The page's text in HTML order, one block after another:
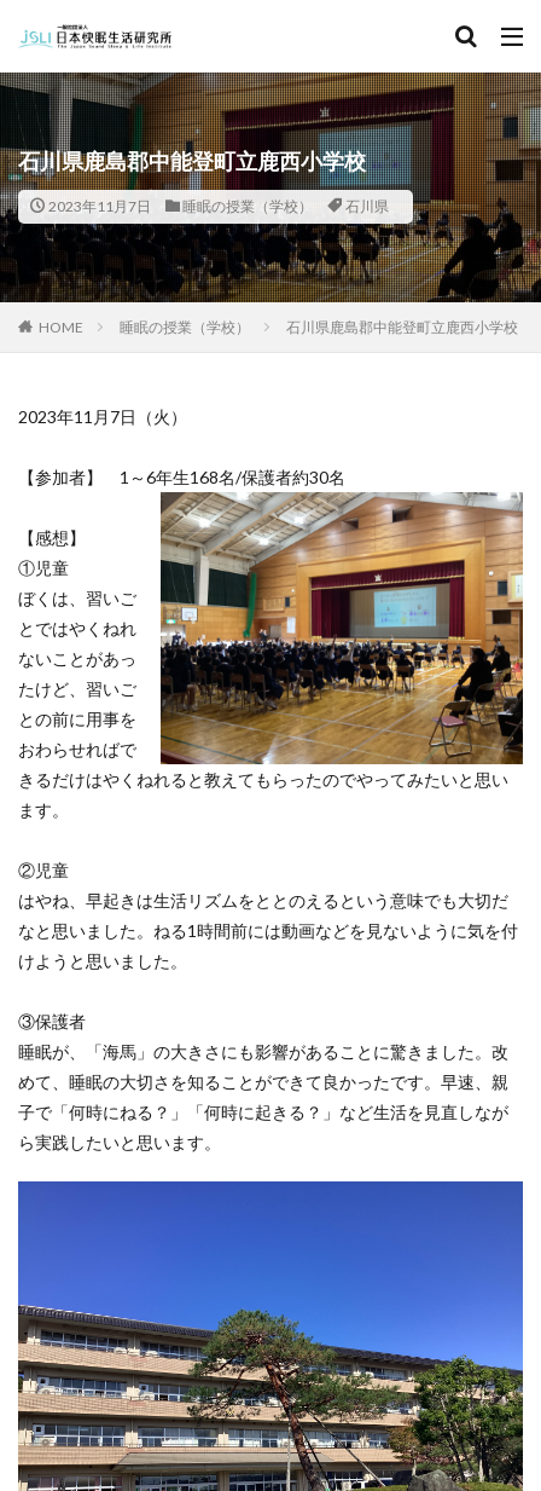
石川県鹿島郡中能登町立鹿西小学校
2023年11月7日 睡眠の授業（学校） 石川県
HOME 睡眠の授業（学校） 石川県鹿島郡中能登町立鹿西小学校
2023年11月7日（火）
【参加者】 1～6年生168名/保護者約30名
【感想】
①児童
ぼくは、習いご
とではやくねれ
ないことがあっ
たけど、習いご
との前に用事を
おわらせればで
きるだけはやくねれると教えてもらったのでやってみたいと思い
ます。
②児童
はやね、早起きは生活リズムをととのえるという意味でも大切だ
なと思いました。ねる1時間前には動画などを見ないように気を付
けようと思いました。
③保護者
睡眠が、「海馬」の大きさにも影響があることに驚きました。改
めて、睡眠の大切さを知ることができて良かったです。早速、親
子で「何時にねる？」「何時に起きる？」など生活を見直しなが
ら実践したいと思います。
カテゴリー
タグ
北海道 青森県 秋田県 茨城県
埼玉県
千葉県
東京都 富山県 石川県
福井県
長野県
滋賀県 京都府 島根県
山口県